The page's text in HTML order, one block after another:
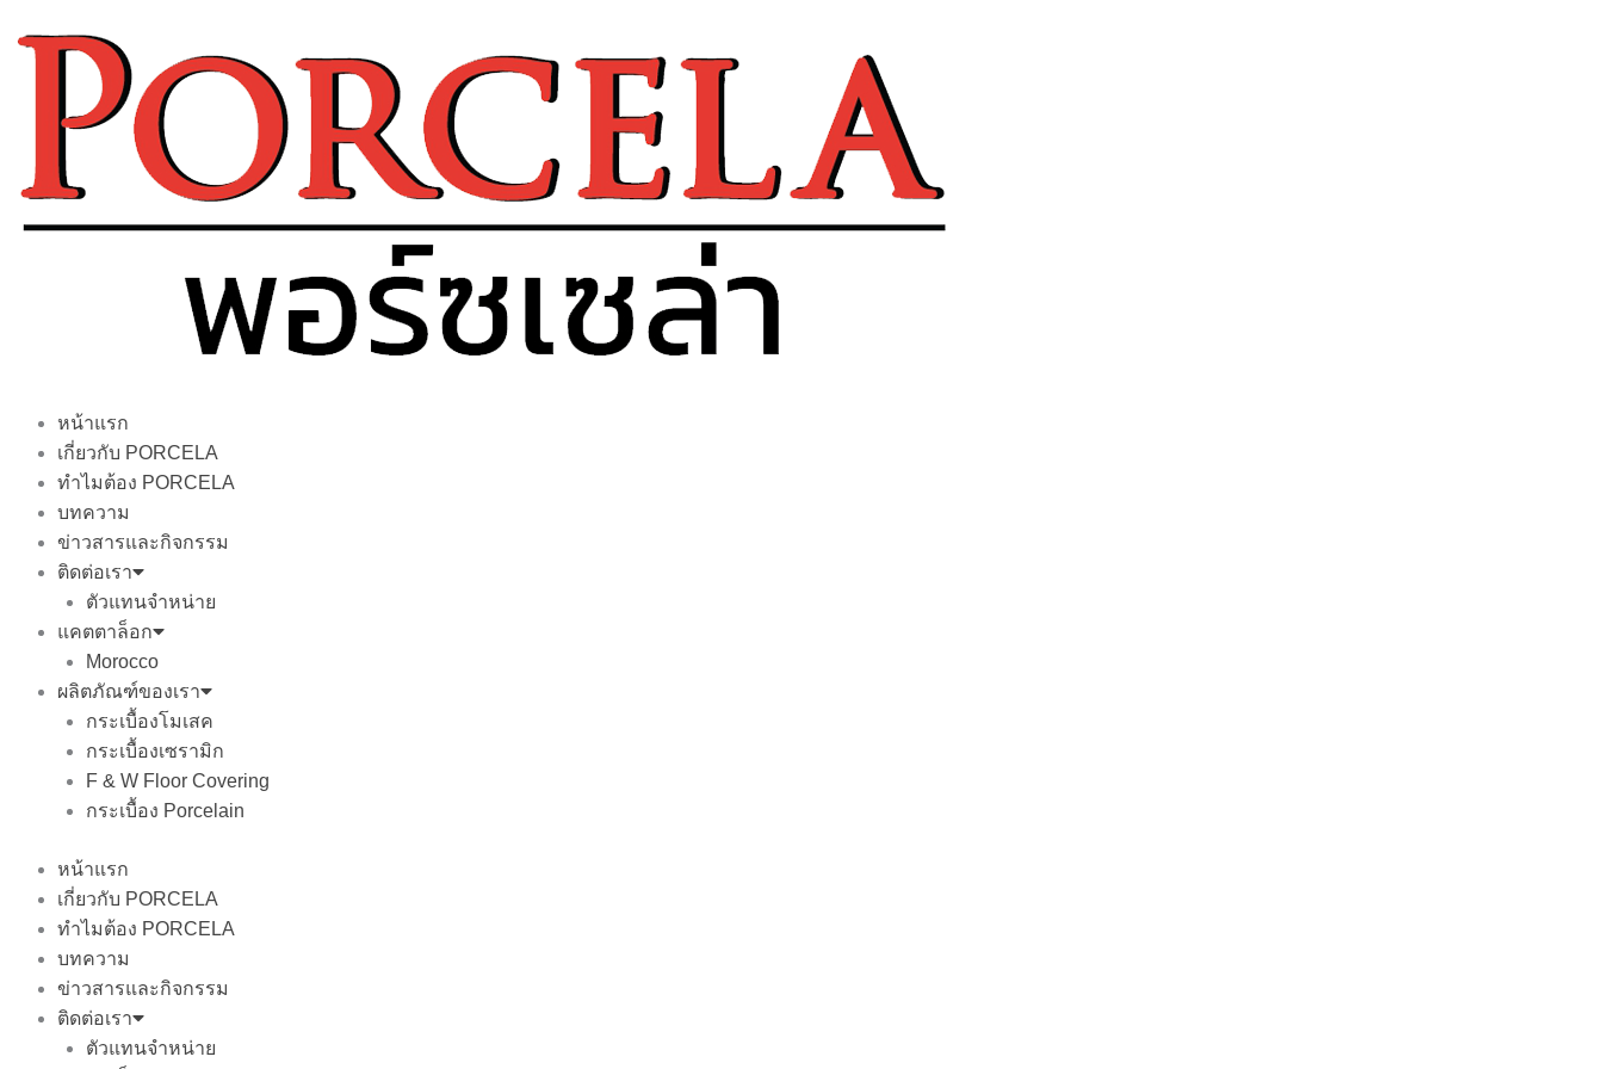
หน้าแรก
เกี่ยวกับ PORCELA
ทำไมต้อง PORCELA
บทความ
ข่าวสารและกิจกรรม
ติดต่อเรา
ตัวแทนจำหน่าย
แคตตาล็อก
Morocco
ผลิตภัณฑ์ของเรา
กระเบื้องโมเสค
กระเบื้องเซรามิก
F & W Floor Covering
กระเบื้อง Porcelain
หน้าแรก
เกี่ยวกับ PORCELA
ทำไมต้อง PORCELA
บทความ
ข่าวสารและกิจกรรม
ติดต่อเรา
ตัวแทนจำหน่าย